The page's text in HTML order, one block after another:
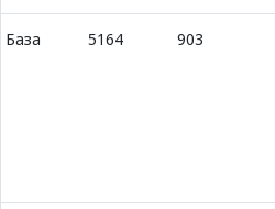
База 5164 903